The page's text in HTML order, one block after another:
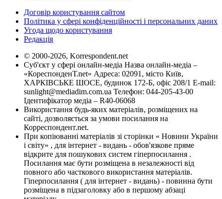
Договір користування сайтом
Політика у сфері конфіденційності і персональних даних
Угода щодо користування
Редакція
© 2000-2026, Korrespondent.net
Суб'єкт у сфері онлайн-медіа Назва онлайн-медіа –
«КореспонденТ.net» Адреса: 02091, місто Київ,
ХАРКІВСЬКЕ ШОСЕ, будинок 172-Б, офіс 208/1 E-mail:
sunlight@mediadim.com.ua Телефон: 044-205-43-00
Ідентифікатор медіа – R40-06068
Використання будь-яких матеріалів, розміщених на
сайті, дозволяється за умови посилання на
Корреспондент.net.
При копіюванні матеріалів зі сторінки « Новини України
і світу» , для інтернет - видань - обов'язкове пряме
відкрите для пошукових систем гіперпосилання .
Посилання має бути розміщена в незалежності від
повного або часткового використання матеріалів.
Гіперпосилання ( для інтернет - видань) - повинна бути
розміщена в підзаголовку або в першому абзаці